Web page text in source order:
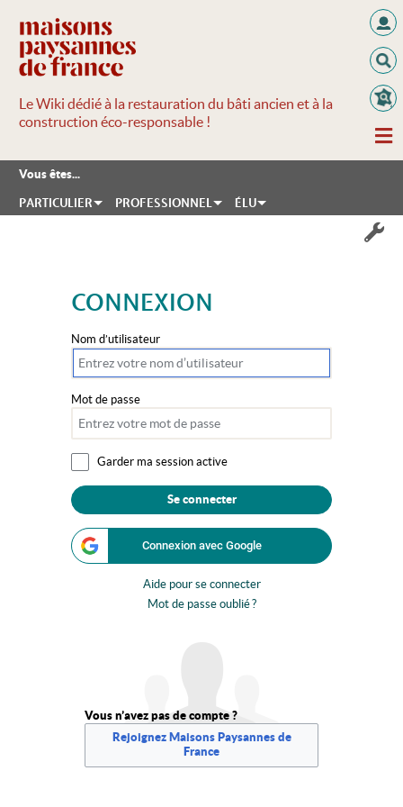
Le Wiki dédié à la restauration du bâti ancien et à la
construction éco-responsable !
Vous êtes...
PARTICULIER PROFESSIONNEL ÉLU
CONNEXION
Nom d’utilisateur
Mot de passe
Garder ma session active
Se connecter
Connexion avec Google
Aide pour se connecter
Mot de passe oublié ?
Vous n’avez pas de compte ?
Rejoignez Maisons Paysannes de
France